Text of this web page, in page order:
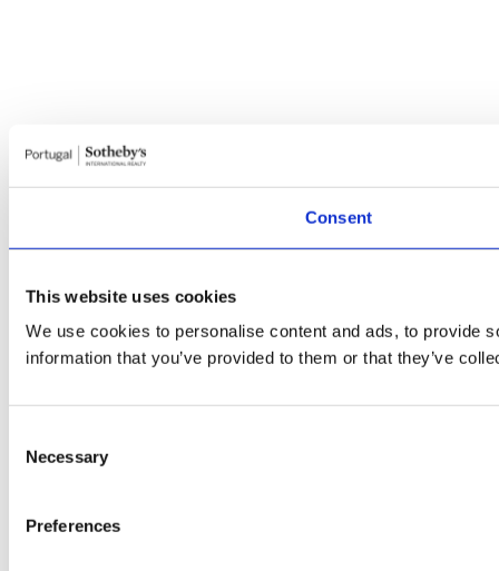
Consent
This website uses cookies
We use cookies to personalise content and ads, to provide
information that you’ve provided to them or that they’ve
Selection
Necessary
Preferences